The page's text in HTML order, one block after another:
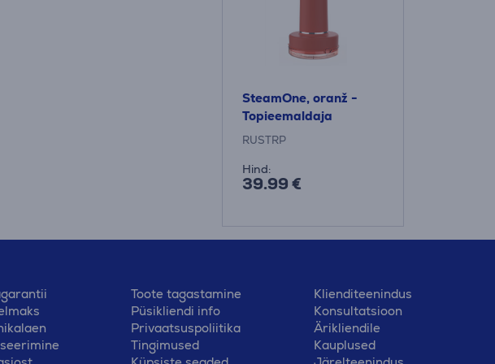
SteamOne, oranž -
Topieemaldaja
RUSTRP
Hind:
39.99 €
Toote tagastamine
Püsikliendi info
Privaatsuspoliitika
Tingimused
Klienditeenindus
Konsultatsioon
Ärikliendile
Kauplused